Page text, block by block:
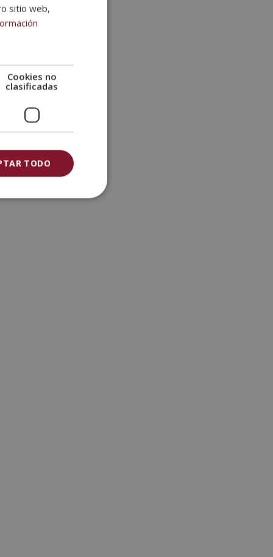
SPANISH
sitio web,
Cookies no
clasificadas
TODO